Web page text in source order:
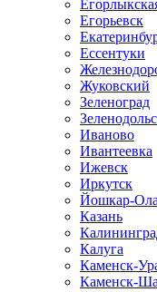
Егорьевск
Ессентуки
Жуковский
Зеленоград
Иваново
Ивантеевка
Ижевск
Иркутск
Йошкар-Ола
Казань
Калуга
Каменск-
Каменск-